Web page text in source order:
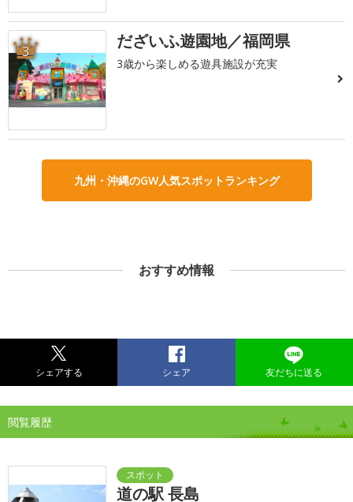
3 だざいふ遊園地／福岡県
3歳から楽しめる遊具施設が充実
九州・沖縄のGW人気スポットランキング
おすすめ情報
シェアする シェア 友だちに送る
閲覧履歴
道の駅 長島